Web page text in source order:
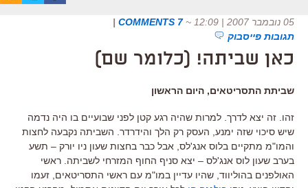
05 נובמבר 2007 | 12:09 ~
7 COMMENTS
|
תגובות פייסבוק
כאן שביתה! (כלומר שם)
שביתת התסריטאים, היום הראשון
זהו. זה יצא לדרך. למרות שהיה רגע קטן לפני שבועיים בו היה נדמה
שיש סיכוי שזה ימנע, העסק רק הלך והידרדר. השביתה נקבעה לחצות
והמו"מ מתקיים בלוס אנג'לס, אבל כבר בחצות שעון ניו יורק – תשע
בערב שעון לוס אנג'לס – יצא סניף החוף המזרחי לשביתה. ראשי
האולפנים בהוליווד, שהיו עדיין במו"מ עם ראשי התסריטאים, זעמו